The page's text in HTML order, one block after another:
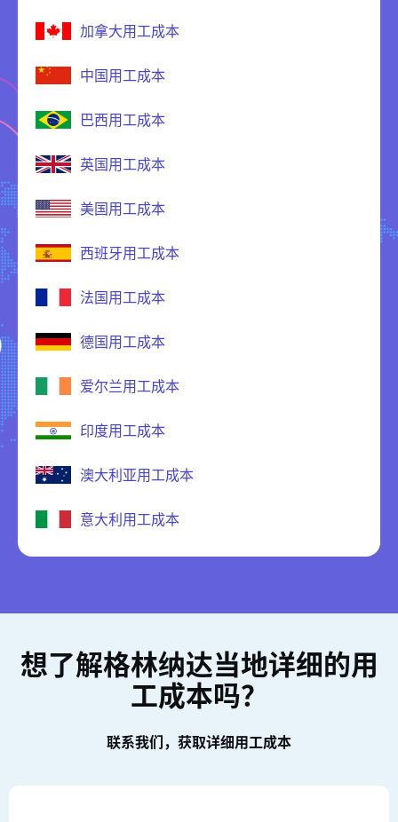
加拿大用工成本
中国用工成本
巴西用工成本
英国用工成本
美国用工成本
西班牙用工成本
法国用工成本
德国用工成本
爱尔兰用工成本
印度用工成本
澳大利亚用工成本
意大利用工成本
想了解格林纳达当地详细的用
工成本吗？
联系我们，获取详细用工成本